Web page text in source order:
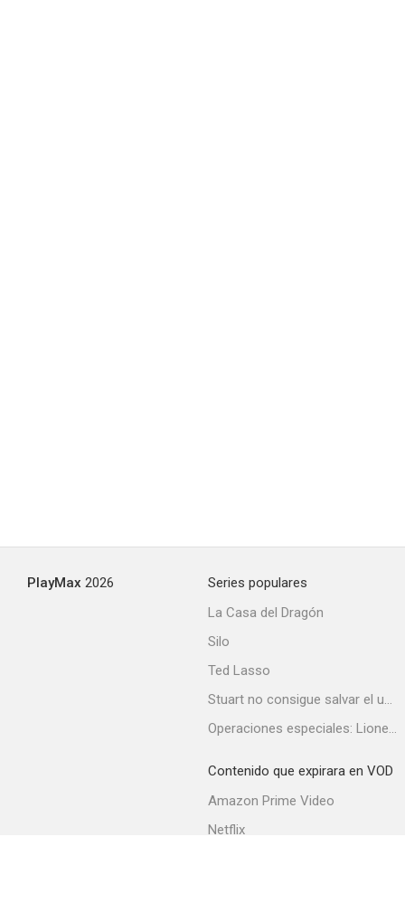
PlayMax 2026
Series populares
La Casa del Dragón
Silo
Ted Lasso
Stuart no consigue salvar el universo
Operaciones especiales: Lioness
Contenido que expirara en VOD
Amazon Prime Video
Netflix